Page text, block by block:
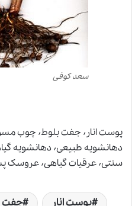
سعد کوفی
سنتی٬ عرقیات گیاهی٬ عروسک پشت پرده٬ گلنار فارسی٬ مازو
پوست انار جفت